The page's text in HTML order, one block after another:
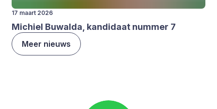
17 maart 2026
Michiel Buwal­da, kan­di­daat num­mer 7
Meer nieuws